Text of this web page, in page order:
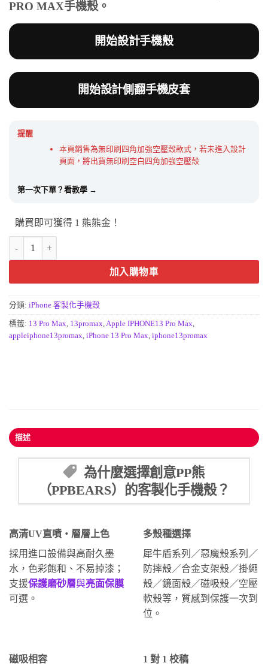
PRO MAX手機殼。
開始設計手機殼
開始設計側翻手機皮套
提醒
本頁銷售為無印刷四角加強空壓殼款式，若未進入設計
頁面，將出貨無印刷空白四角加強空壓殼
第一次下單？看教學 →
購買即可獲得 1 熊熊金！
加入購物車
分類: iPhone 客製化手機殼
標籤: 13 Pro Max, 13promax,Apple IPHONE13 Pro Max,
appleiphone13promax, iPhone 13 Pro Max, iphone13promax
描述
為什麼選擇創意PP熊
（PPBEARS）的客製化手機殼？
高清UV直噴・層層上色
採用進口設備與高耐久墨
水，色彩飽和、不易掉漆；
支援保護磨砂層與亮面保膜
可選。
多殼種選擇
犀牛盾系列／惡魔殼系列／
防摔殼／合金支架殼／掛繩
殼／鏡面殼／磁吸殼／空壓
軟殼等，質感到保護一次到
位。
磁吸相容 1 對 1 校稿